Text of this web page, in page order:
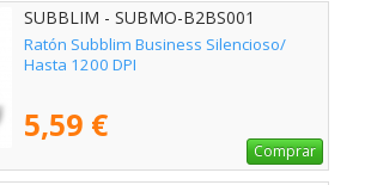
SUBBLIM - SUBMO-B2BS001
Ratón Subblim Business Silencioso/
Hasta 1200 DPI
5,59 €
Comprar